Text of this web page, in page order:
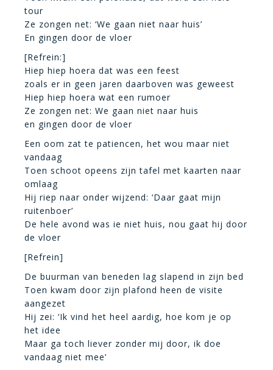
tour
Ze zongen net: ‘We gaan niet naar huis’
En gingen door de vloer
[Refrein:]
Hiep hiep hoera dat was een feest
zoals er in geen jaren daarboven was geweest
Hiep hiep hoera wat een rumoer
Ze zongen net: We gaan niet naar huis
en gingen door de vloer
Een oom zat te patiencen, het wou maar niet
vandaag
Toen schoot opeens zijn tafel met kaarten naar
omlaag
Hij riep naar onder wijzend: ‘Daar gaat mijn
ruitenboer’
De hele avond was ie niet huis, nou gaat hij door
de vloer
[Refrein]
De buurman van beneden lag slapend in zijn bed
Toen kwam door zijn plafond heen de visite
aangezet
Hij zei: ‘Ik vind het heel aardig, hoe kom je op
het idee
Maar ga toch liever zonder mij door, ik doe
vandaag niet mee’